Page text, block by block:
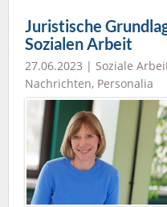
Juristische
Sozialen Arbeit
27.06.2023 | Soziale
Nachrichten, Personalia